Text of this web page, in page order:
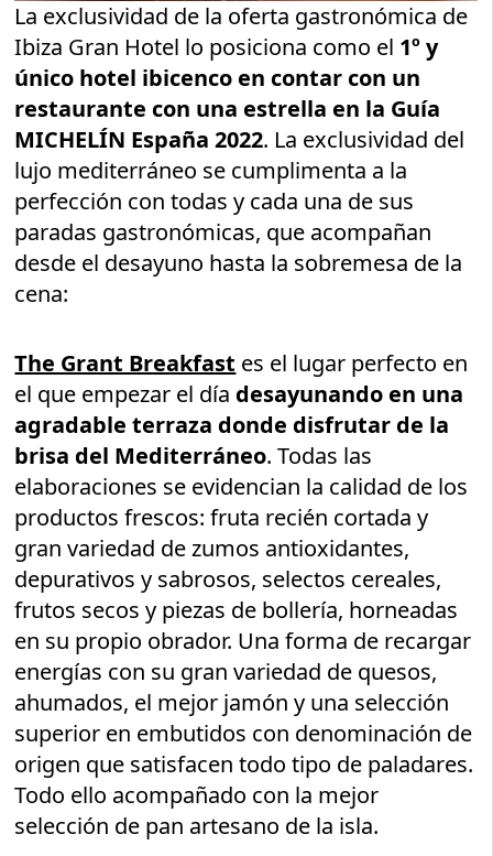
La exclusividad de la oferta gastronómica de
Ibiza Gran Hotel lo posiciona como el 1º y
único hotel ibicenco en contar con un
restaurante con una estrella en la Guía
MICHELÍN España 2022. La exclusividad del
lujo mediterráneo se cumplimenta a la
perfección con todas y cada una de sus
paradas gastronómicas, que acompañan
desde el desayuno hasta la sobremesa de la
cena:
The Grant Breakfast es el lugar perfecto en
el que empezar el día desayunando en una
agradable terraza donde disfrutar de la
brisa del Mediterráneo. Todas las
elaboraciones se evidencian la calidad de los
productos frescos: fruta recién cortada y
gran variedad de zumos antioxidantes,
depurativos y sabrosos, selectos cereales,
frutos secos y piezas de bollería, horneadas
en su propio obrador. Una forma de recargar
energías con su gran variedad de quesos,
ahumados, el mejor jamón y una selección
superior en embutidos con denominación de
origen que satisfacen todo tipo de paladares.
Todo ello acompañado con la mejor
selección de pan artesano de la isla.